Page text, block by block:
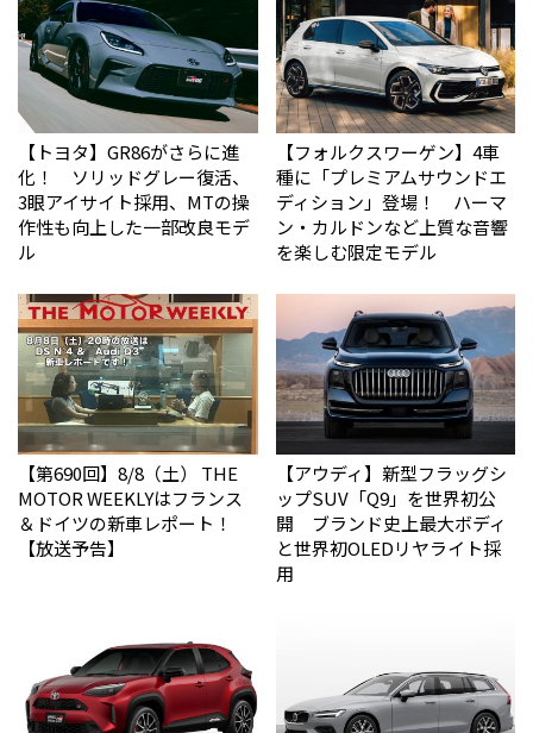
【トヨタ】GR86がさらに進
化！ ソリッドグレー復活、
3眼アイサイト採用、MTの操
作性も向上した一部改良モデ
ル
【フォルクスワーゲン】4車
種に「プレミアムサウンドエ
ディション」登場！ ハーマ
ン・カルドンなど上質な音響
を楽しむ限定モデル
【第690回】8/8（土） THE
MOTOR WEEKLYはフランス
＆ドイツの新車レポート！
【放送予告】
【アウディ】新型フラッグシ
ップSUV「Q9」を世界初公
開 ブランド史上最大ボディ
と世界初OLEDリヤライト採
用